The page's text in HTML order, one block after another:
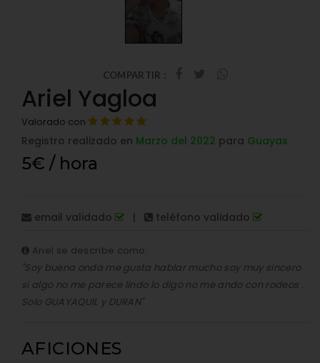
COMPARTIR :
Ariel Yagloa
Valorado con
Registro realizado en Marzo del 2022 para Guayas
5€ / hora
email validado | teléfono validado
Ariel se describe como:
"Soy buena onda me gusta hablar mucho soy muy sincero
si algo no me parece lindo lo digo no me ando con rodeos .
Solo GUAYAQUIL y DURAN"
AFICIONES